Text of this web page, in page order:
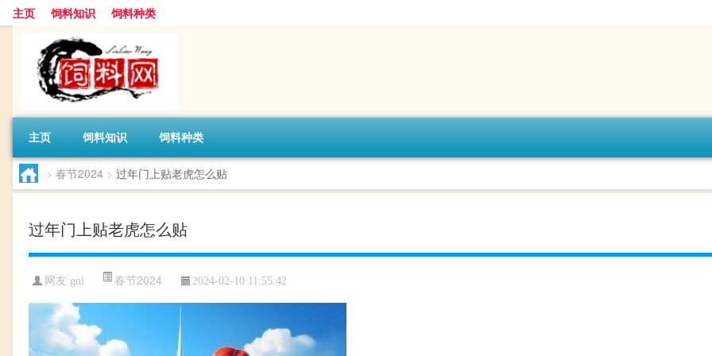
主页 饲料知识 饲料种类
主页 饲料知识 饲料种类
> 春节2024 > 过年门上贴老虎怎么贴
过年门上贴老虎怎么贴
网友:gnl 春节2024 2024-02-10 11:55:42